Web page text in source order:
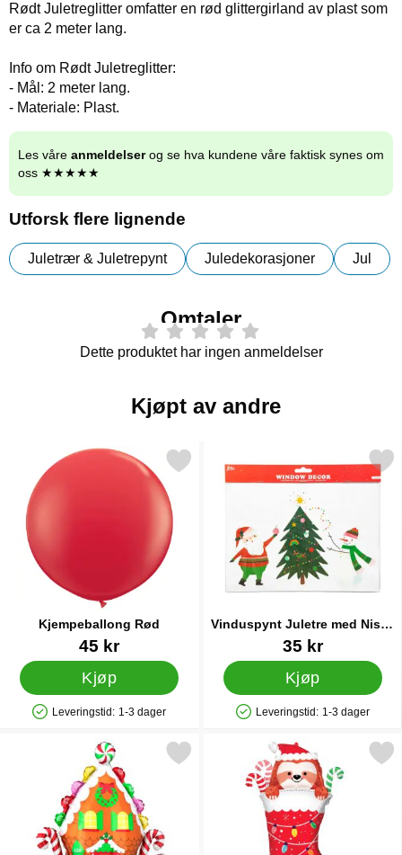
Rødt Juletreglitter omfatter en rød glittergirland av plast som
er ca 2 meter lang.
Info om Rødt Juletreglitter:
- Mål: 2 meter lang.
- Materiale: Plast.
Les våre anmeldelserog se hva kundene våre faktisk synes om
oss ★★★★★
Utforsk flere lignende
Juletrær & Juletrepynt Juledekorasjoner Jul
Omtaler
Dette produktet har ingen anmeldelser
Kjøpt av andre
Kjempeballong Rød
Varenummer 14993
45 kr
Kjøp
Produkttilgjengelighet: På lager
Leveringstid: 1-3 dager
Merk kjempeballong Rød som favoritt
Vinduspynt Juletre med Nisse
og Snømann
Varenummer 40245
35 kr
Kjøp
Produkttilgjengelighet: På lager
Leveringstid: 1-3 dager
Merk vinduspynt Juletre med
Merk pepperkakehus Folieballong som favoritt
Merk folieballong